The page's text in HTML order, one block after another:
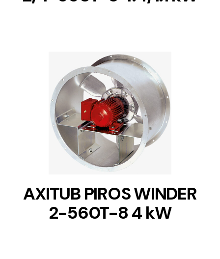
DETAILS
AXITUB PIROS WINDER
2-560T-8 4 kW